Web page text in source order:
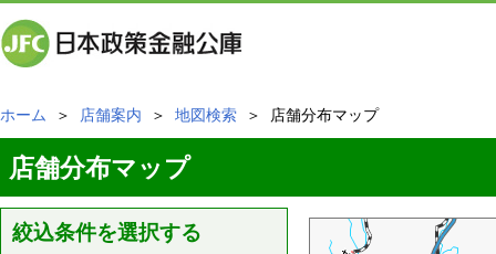
ホーム ＞ 店舗案内 ＞ 地図検索 ＞ 店舗分布マップ
店舗分布マップ
絞込条件を選択する